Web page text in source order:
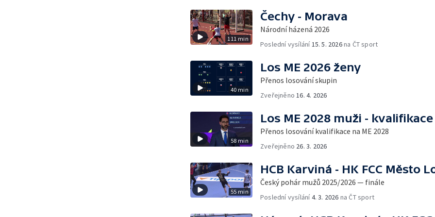
111 min
Čechy - Morava
Národní házená 2026
Poslední vysílání 15. 5. 2026na ČT sport
40 min
Los ME 2026 ženy
Přenos losování skupin
Zveřejněno 16. 4. 2026
58 min
Los ME 2028 muži - kvalifikace
Přenos losování kvalifikace na ME 2028
Zveřejněno 26. 3. 2026
55 min
HCB Karviná - HK FCC Město
Český pohár mužů 2025/2026 — finále
Poslední vysílání4. 3. 2026 na ČT sport